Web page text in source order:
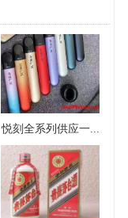
悦刻全系列供应一...